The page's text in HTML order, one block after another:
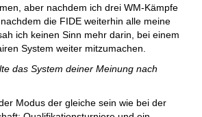
aber nachdem ich drei WM-Kämpfe
die FIDE weiterhin alle meine
ich keinen Sinn mehr darin, bei einem
System weiter mitzumachen.
das System deiner Meinung nach
Modus der gleiche sein wie bei der